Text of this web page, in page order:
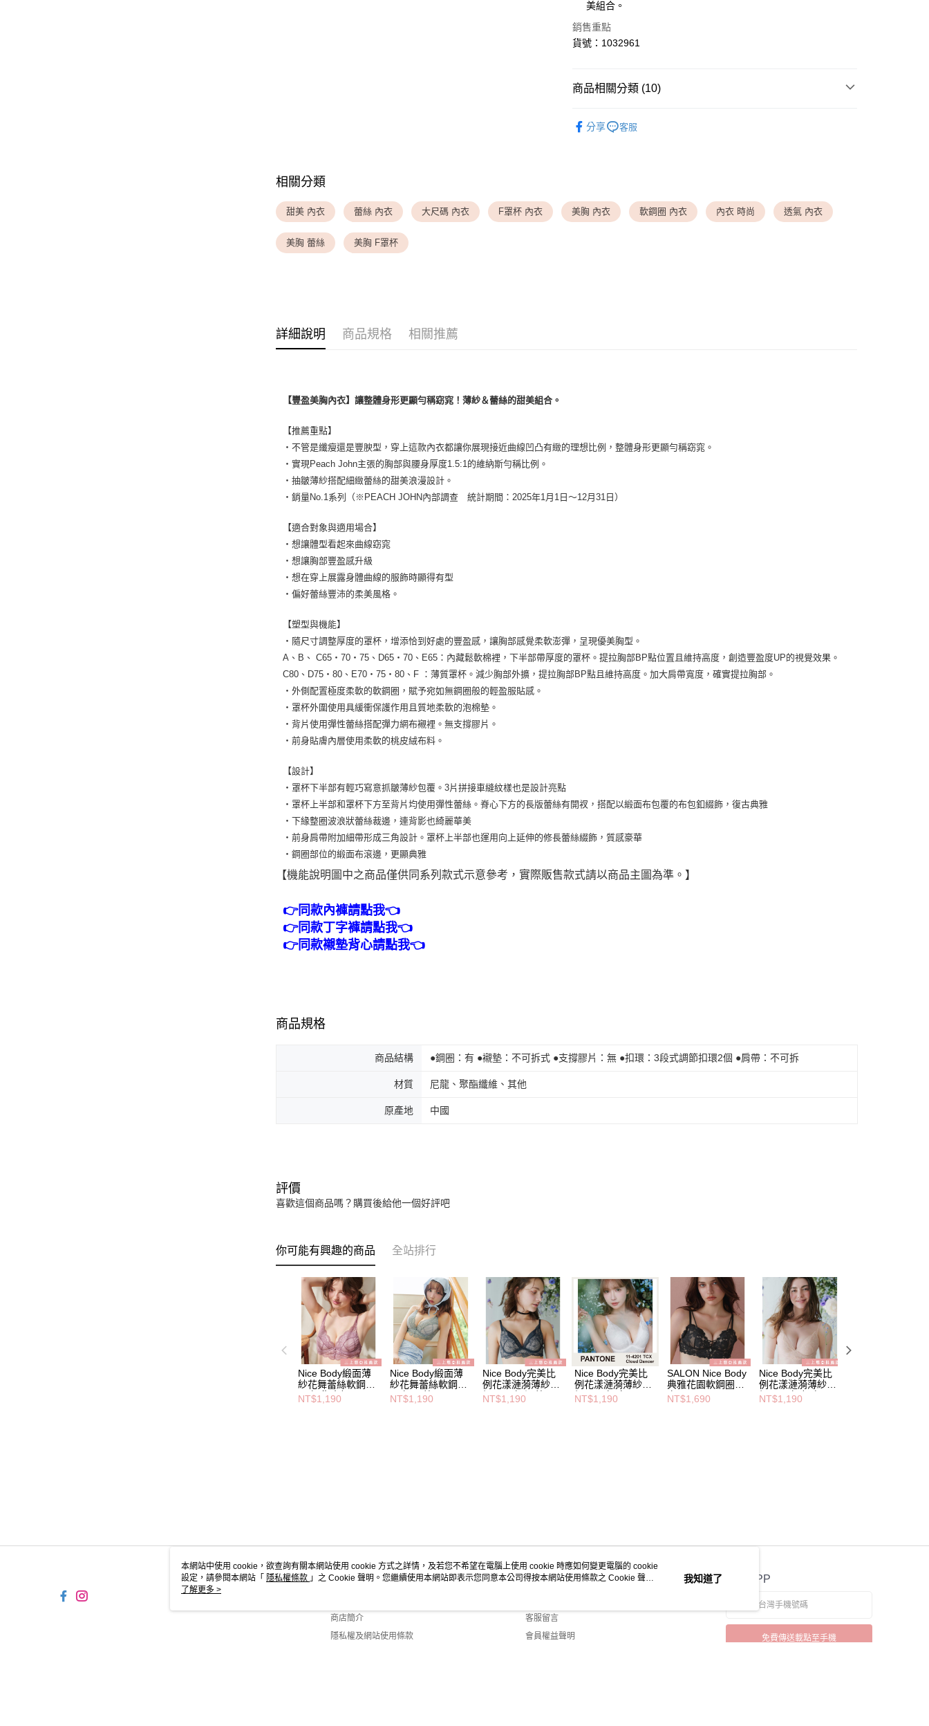
Apple Pay
全家取貨付款
付款後全家取貨
<無合作配送請勿選取>付款後萊爾富取貨
美組合。
銷售重點
貨號：1032961
商品相關分類 (10)
NICE BODY 緞面薄紗花舞蕾絲系列
▎ SIZE ▸ 罩杯尺寸 ◆ D-E罩杯
分享 客服
相關分類
甜美 內衣 蕾絲 內衣 大尺碼 內衣 F罩杯 內衣 美胸 內衣 軟鋼圈 內衣 內衣 時尚 透氣 內衣
美胸 蕾絲 美胸 F罩杯
詳細說明 商品規格 相關推薦
【豐盈美胸內衣】讓整體身形更顯勻稱窈窕！薄紗＆蕾絲的甜美組合。
【推薦重點】
・不管是纖瘦還是豐腴型，穿上這款內衣都讓你展現接近曲線凹凸有緻的理想比例，整體身形更顯勻稱窈窕。
・實現Peach John主張的胸部與腰身厚度1.5:1的維納斯勻稱比例。
・抽皺薄紗搭配細緻蕾絲的甜美浪漫設計。
・銷量No.1系列（※PEACH JOHN內部調查 統計期間：2025年1月1日～12月31日）
【適合對象與適用場合】
・想讓體型看起來曲線窈窕
・想讓胸部豐盈感升級
・想在穿上展露身體曲線的服飾時顯得有型
・偏好蕾絲豐沛的柔美風格。
【塑型與機能】
・隨尺寸調整厚度的罩杯，增添恰到好處的豐盈感，讓胸部感覺柔軟澎彈，呈現優美胸型。
A、B、 C65・70・75、D65・70、E65：內藏鬆軟棉裡，下半部帶厚度的罩杯。提拉胸部BP點位置且維持高度，創造豐盈度UP的視覺效果。
C80、D75・80、E70・75・80、F ：薄質罩杯。減少胸部外擴，提拉胸部BP點且維持高度。加大肩帶寬度，確實提拉胸部。
・外側配置極度柔軟的軟鋼圈，賦予宛如無鋼圈般的輕盈服貼感。
・罩杯外圍使用具緩衝保護作用且質地柔軟的泡棉墊。
・背片使用彈性蕾絲搭配彈力網布襯裡。無支撐膠片。
・前身貼膚內層使用柔軟的桃皮絨布料。
【設計】
・罩杯下半部有輕巧寫意抓皺薄紗包覆。3片拼接車縫紋樣也是設計亮點
・罩杯上半部和罩杯下方至背片均使用彈性蕾絲。脊心下方的長版蕾絲有開衩，搭配以緞面布包覆的布包釦綴飾，復古典雅
・下緣整圈波浪狀蕾絲裁邊，連背影也綺麗華美
・前身肩帶附加細帶形成三角設計。罩杯上半部也運用向上延伸的修長蕾絲綴飾，質感豪華
・鋼圈部位的緞面布滾邊，更顯典雅
【機能說明圖中之商品僅供同系列款式示意參考，實際販售款式請以商品主圖為準。】
👉同款內褲請點我👈
👉同款丁字褲請點我👈
👉同款襯墊背心請點我👈
商品規格
商品結構 ●鋼圈：有 ●襯墊：不可拆式 ●支撐膠片：無 ●扣環：3段式調節扣環2個 ●肩帶：不可拆
材質 尼龍、聚酯纖維、其他
原產地 中國
評價
喜歡這個商品嗎？購買後給他一個好評吧
你可能有興趣的商品 全站排行
Nice Body緞面薄
紗花舞蕾絲軟鋼圈
內衣-復古粉
NT$1,190
Nice Body緞面薄
紗花舞蕾絲軟鋼圈
內衣-霧藍
NT$1,190
Nice Body完美比
例花漾漣漪薄紗軟
鋼圈內衣-深藍
NT$1,190
Nice Body完美比
例花漾漣漪薄紗軟
鋼圈內衣-白
NT$1,190
SALON Nice Body
典雅花園軟鋼圈內
衣-黑
NT$1,690
Nice Body完美比
例花漾漣漪薄紗軟
鋼圈內衣-粉膚
NT$1,190
關於我們
商店簡介
隱私權及網站使用條款
客服資訊
客服留言
會員權益聲明
官方APP
免費傳送載點至手機
本網站中使用 cookie，欲查詢有關本網站使用 cookie 方式之詳情，及若您不希望在電腦上使用 cookie 時應如何變更電腦的 cookie
設定，請參閱本網站「 隱私權條款 」之 Cookie 聲明。您繼續使用本網站即表示您同意本公司得按本網站使用條款之 Cookie 聲明
使用 cookie。
了解更多 >
我知道了